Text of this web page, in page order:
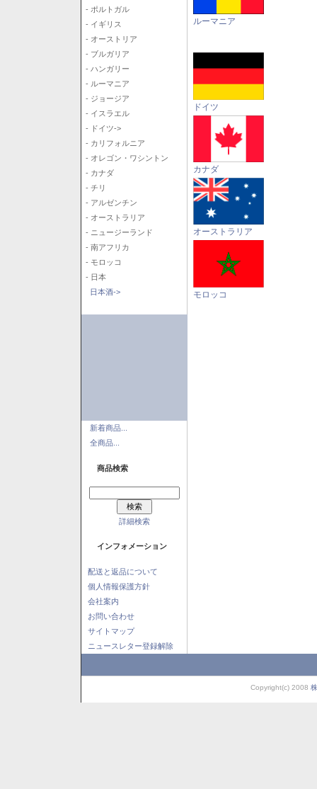
- ポルトガル
- イギリス
- オーストリア
- ブルガリア
- ハンガリー
- ルーマニア
- ジョージア
- イスラエル
- ドイツ->
- カリフォルニア
- オレゴン・ワシントン
- カナダ
- チリ
- アルゼンチン
- オーストラリア
- ニュージーランド
- 南アフリカ
- モロッコ
- 日本
日本酒->
新着商品...
全商品...
商品検索
詳細検索
インフォメーション
配送と返品について
個人情報保護方針
会社案内
お問い合わせ
サイトマップ
ニュースレター登録解除
ルーマニア
ドイツ
カナダ
オーストラリア
モロッコ
Copyright(c) 2008